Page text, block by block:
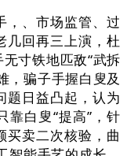
、市场监管、过
几回再三上演，杜
寸铁地匹敌“武拆
，骗子手握白叟及
题日益凸起，认为
靠白叟“提高”，针
买卖二次核验，曲